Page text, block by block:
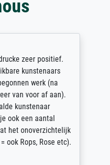
zeer positief.
kunstenaars
werk (na
van voor af aan).
kunstenaar
ook een aantal
het onoverzichtelijk
ook Rops, Rose etc).